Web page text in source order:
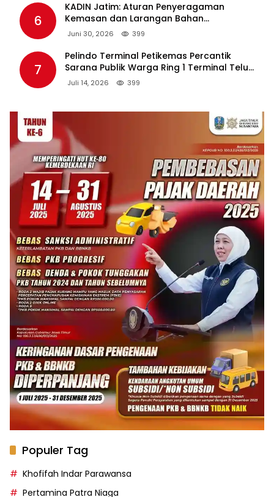
6
KADIN Jatim: Aturan Penyeragaman
Kemasan dan Larangan Bahan
Tambahan Berpotensi Ganggu Industri
Juni 30, 2026 399
7
Pelindo Terminal Petikemas Percantik
Sarana Publik Warga Ring 1 Terminal Teluk
Lamong Lewat Program TJSL
Juli 14, 2026 399
Populer Tag
Khofifah Indar Parawansa
Pertamina Patra Niaga